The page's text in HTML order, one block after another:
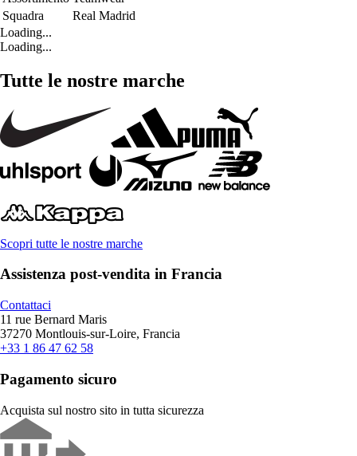
Squadra
Real Madrid
Loading...
Loading...
Tutte le nostre marche
Scopri tutte le nostre marche
Assistenza post-vendita in Francia
Contattaci
11 rue Bernard Maris
37270 Montlouis-sur-Loire, Francia
+33 1 86 47 62 58
Pagamento sicuro
Acquista sul nostro sito in tutta sicurezza